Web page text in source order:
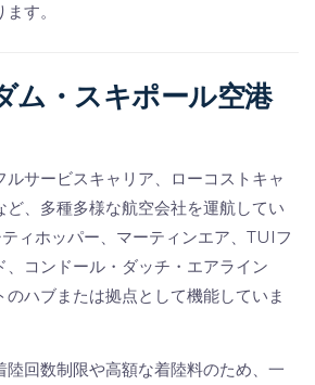
す。
ム・スキポール空港
ルサービスキャリア、ローコストキャ
ど、多種多様な航空会社を運航してい
ィホッパー、マーティンエア、TUIフ
、コンドール・ダッチ・エアライン
のハブまたは拠点として機能していま
陸回数制限や高額な着陸料のため、一